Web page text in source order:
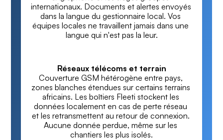
internationaux. Documents et alertes envoyés
dans la langue du gestionnaire local. Vos
équipes locales ne travaillent jamais dans une
langue qui n'est pas la leur.
Réseaux télécoms et terrain
Couverture GSM hétérogène entre pays,
zones blanches étendues sur certains terrains
africains. Les boîtiers Fleeti stockent les
données localement en cas de perte réseau
et les retransmettent au retour de connexion.
Aucune donnée perdue, même sur les
chantiers les plus isolés.